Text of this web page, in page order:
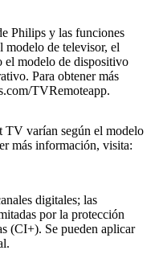
Philips y las funciones
modelo de televisor, el
el modelo de dispositivo
Para obtener más
TVRemoteapp.
TV varían según el modelo
más información, visita:
digitales; las
por la protección
(CI+). Se pueden aplicar